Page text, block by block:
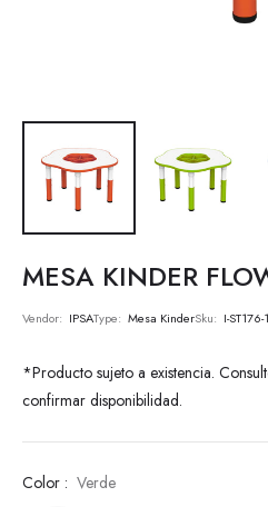
MESA KINDER
Vendor: IPSAType: Mesa KinderSku: I-ST176-
*Producto sujeto a existencia.
confirmar disponibilidad.
Color : Verde